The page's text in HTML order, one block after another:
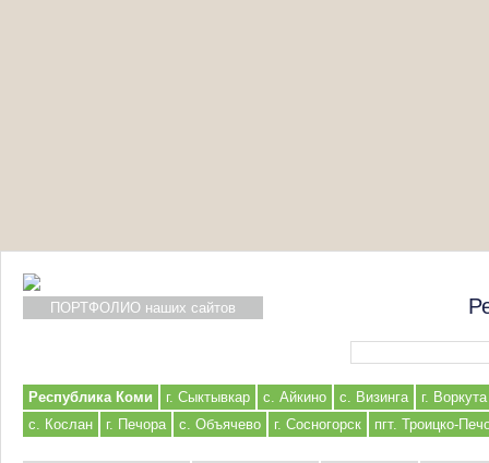
ПОРТФОЛИО наших сайтов
Республика Коми г. Сыктывкар с. Айкино с. Визинга
г. Воркута
с. Кослан
г. Печора с. Объячево г. Сосногорск пгт. Троицко-